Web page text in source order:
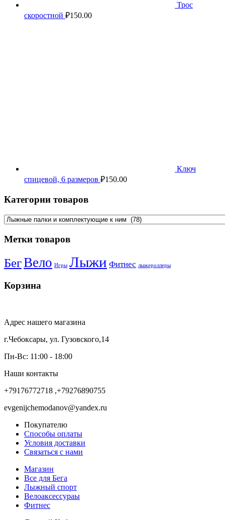
Трос
скоростной ₽150.00
Ключ
спицевой, 6 размеров ₽150.00
Категории товаров
Метки товаров
БегВело Игры Лыжи Фитнес лыжероллеры
Корзина
Адрес нашего магазина
г.Чебоксары, ул. Гузовского,14
Пн-Вс: 11:00 - 18:00
Наши контакты
+79176772718 ,+79276890755
evgenijchemodanov@yandex.ru
Покупателю
Способы оплаты
Условия доставки
Связаться с нами
Магазин
Все для Бега
Лыжный спорт
Велоаксессураы
Фитнес